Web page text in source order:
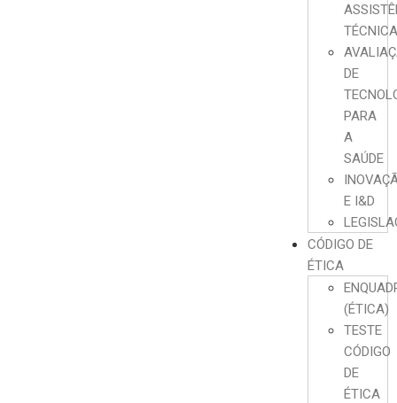
DE
PARA
A
SAÚDE
E I&D
CÓDIGO DE
ÉTICA
(ÉTICA)
TESTE
CÓDIGO
DE
ÉTICA